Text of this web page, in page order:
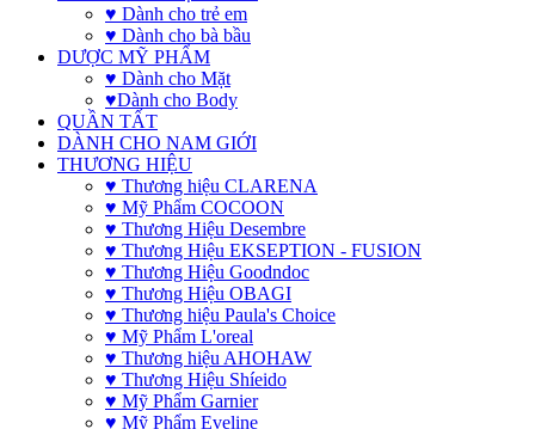
♥ Dành cho trẻ em
♥ Dành cho bà bầu
DƯỢC MỸ PHẨM
♥ Dành cho Mặt
♥Dành cho Body
QUẦN TẤT
DÀNH CHO NAM GIỚI
THƯƠNG HIỆU
♥ Thương hiệu CLARENA
♥ Mỹ Phẩm COCOON
♥ Thương Hiệu Desembre
♥ Thương Hiệu EKSEPTION - FUSION
♥ Thương Hiệu Goodndoc
♥ Thương Hiệu OBAGI
♥ Thương hiệu Paula's Choice
♥ Mỹ Phẩm L'oreal
♥ Thương hiệu AHOHAW
♥ Thương Hiệu Shíeido
♥ Mỹ Phẩm Garnier
♥ Mỹ Phẩm Eveline